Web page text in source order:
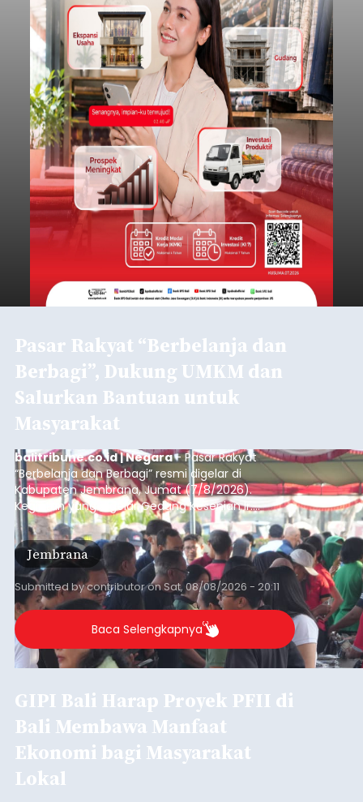
Pasar Rakyat “Berbelanja dan
Berbagi”, Dukung UMKM dan
Salurkan Bantuan untuk
Masyarakat
balitribune.co.id | Negara- Pasar Rakyat
“Berbelanja dan Berbagi” resmi digelar di
Kabupaten Jembrana, Jumat (7/8/2026).
Kegiatan yang digelar Gedung Kesenian Ir.
Soekarno ini memadukan pemberdayaan
ekonomi masyarakat dengan aksi sosial tersebut
mendapat antusiasme tinggi dan mencatat nilai
transaksi mencapai Rp672.733.200.
Jembrana
Submitted bycontributoronSat, 08/08/2026 - 20:11
Baca Selengkapnya
GIPI Bali Harap Proyek PFII di
Bali Membawa Manfaat
Ekonomi bagi Masyarakat
Lokal